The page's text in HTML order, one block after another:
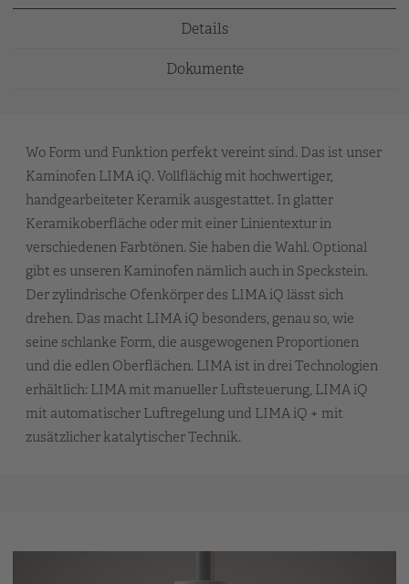
Details
Dokumente
Wo Form und Funktion perfekt vereint sind. Das ist unser
Kaminofen LIMA iQ. Vollflächig mit hochwertiger,
handgearbeiteter Keramik ausgestattet. In glatter
Keramikoberfläche oder mit einer Linientextur in
verschiedenen Farbtönen. Sie haben die Wahl. Optional
gibt es unseren Kaminofen nämlich auch in Speckstein.
Der zylindrische Ofenkörper des LIMA iQ lässt sich
drehen. Das macht LIMA iQ besonders, genau so, wie
seine schlanke Form, die ausgewogenen Proportionen
und die edlen Oberflächen. LIMA ist in drei Technologien
erhältlich: LIMA mit manueller Luftsteuerung, LIMA iQ
mit automatischer Luftregelung und LIMA iQ + mit
zusätzlicher katalytischer Technik.